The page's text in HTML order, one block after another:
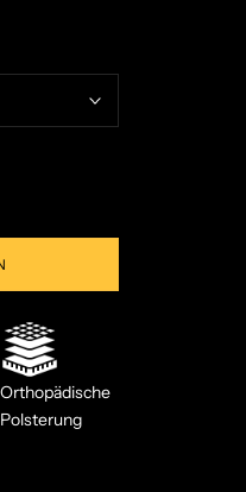
Orthopädische
Polsterung